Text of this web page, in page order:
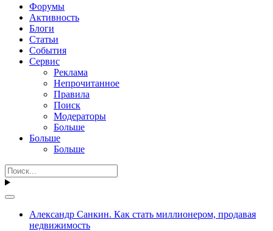
Форумы
Активность
Блоги
Статьи
События
Сервис
Реклама
Непрочитанное
Правила
Поиск
Модераторы
Больше
Больше
Больше
Александр Санкин. Как стать миллионером, продавая
недвижимость